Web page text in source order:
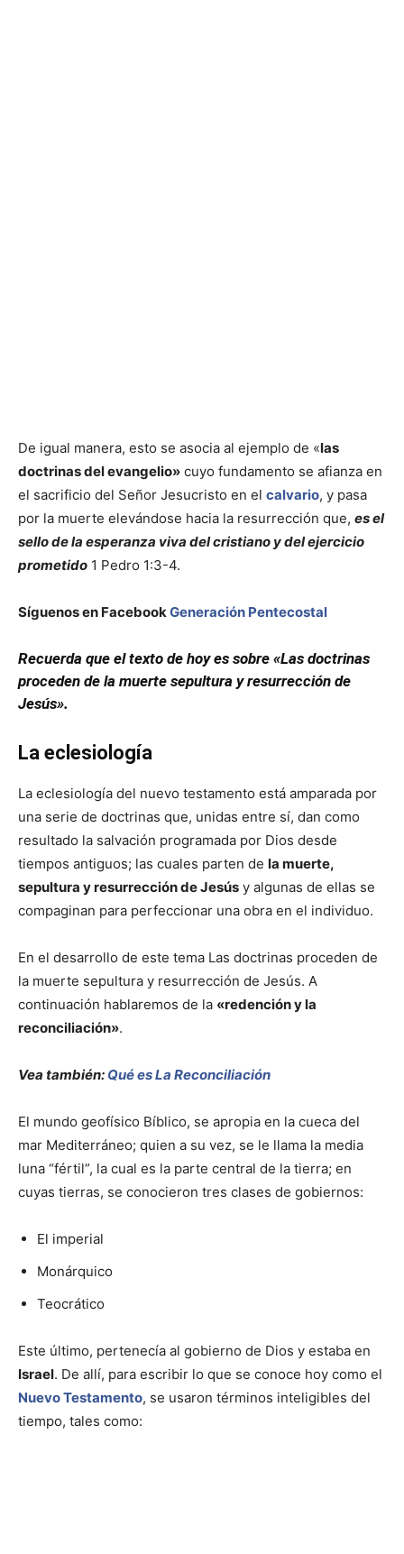
De igual manera, esto se asocia al ejemplo de «las
doctrinas del evangelio» cuyo fundamento se afianza en
el sacrificio del Señor Jesucristo en el calvario, y pasa
por la muerte elevándose hacia la resurrección que, es el
sello de la esperanza viva del cristiano y del ejercicio
prometido 1 Pedro 1:3-4.
Síguenos en FacebookGeneración Pentecostal
Recuerda que el texto de hoy es sobre «Las doctrinas
proceden de la muerte sepultura y resurrección de
Jesús».
La eclesiología
La eclesiología del nuevo testamento está amparada por
una serie de doctrinas que, unidas entre sí, dan como
resultado la salvación programada por Dios desde
tiempos antiguos; las cuales parten de la muerte,
sepultura y resurrección de Jesús y algunas de ellas se
compaginan para perfeccionar una obra en el individuo.
En el desarrollo de este tema Las doctrinas proceden de
la muerte sepultura y resurrección de Jesús. A
continuación hablaremos de la «redención y la
reconciliación».
Vea también: Qué es La Reconciliación
El mundo geofísico Bíblico, se apropia en la cueca del
mar Mediterráneo; quien a su vez, se le llama la media
luna “fértil”, la cual es la parte central de la tierra; en
cuyas tierras, se conocieron tres clases de gobiernos:
El imperial
Monárquico
Teocrático
Este último, pertenecía al gobierno de Dios y estaba en
Israel. De allí, para escribir lo que se conoce hoy como el
Nuevo Testamento, se usaron términos inteligibles del
tiempo, tales como: